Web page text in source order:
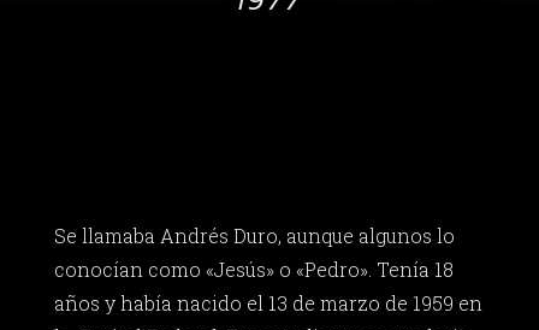
Se llamaba Andrés Duro, aunque algunos lo
conocían como «Jesús» o «Pedro». Tenía 18
años y había nacido el 13 de marzo de 1959 en